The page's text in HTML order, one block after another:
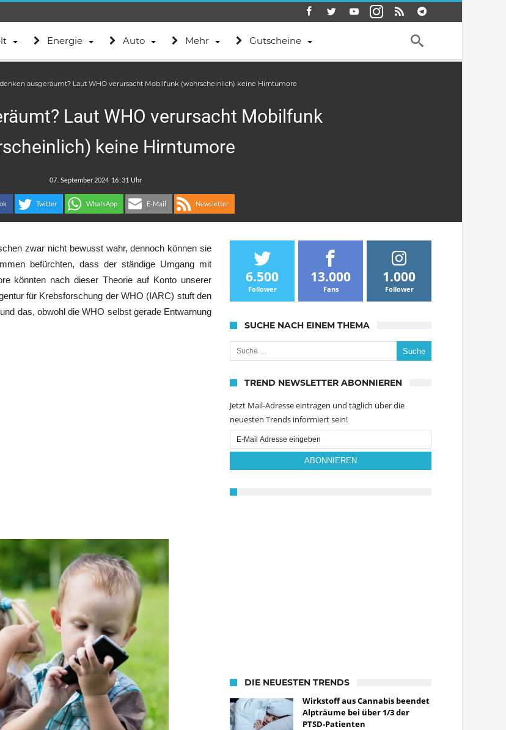
Energie Auto Mehr Gutscheine
ausgeräumt? Laut WHO verursacht Mobilfunk (wahrscheinlich) keine Hirntumore
Laut WHO verursacht Mobilfunk
keine Hirntumore
:
Twitter WhatsApp E-Mail Newsletter
zwar nicht bewusst wahr, dennoch können sie
befürchten, dass der ständige Umgang mit
könnten nach dieser Theorie auf Konto unserer
für Krebsforschung der WHO (IARC) stuft den
das, obwohl die WHO selbst gerade Entwarnung
6.500
Follower
13.000
Fans
1.000
Follower
SUCHE NACH EINEM THEMA
Suche nach:
TREND NEWSLETTER ABONNIEREN
Jetzt Mail-Adresse eintragen und täglich über die
neuesten Trends informiert sein!
Email
Subscription
ABONNIEREN
DIE NEUESTEN TRENDS
Wirkstoff aus Cannabis beendet
Alpträume bei über 1/3 der
PTSD-Patienten